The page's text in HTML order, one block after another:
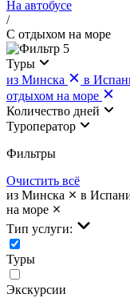
На автобусе
/
С отдыхом на море
5
Туры
из Минска
в
отдыхом на море
Количество дней
Туроператор
Фильтры
Очистить всё
из Минска
в
на море
Тип услуги:
Туры
Экскурсии